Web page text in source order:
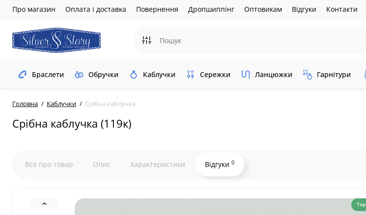
Про магазин Оплата і доставка Повернення Дропшиппінг Оптовикам Відгуки Контакти
Браслети Обручки Каблучки Сережки Ланцюжки Гарнітури
Головна Каблучки Срібна каблучка
Срібна каблучка (119к)
Все про товар Опис Характеристики Відгуки 0
Top